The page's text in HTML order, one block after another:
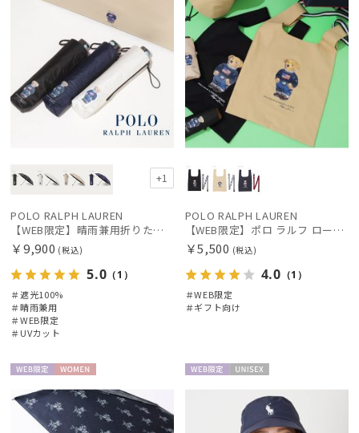
+1
POLO RALPH LAUREN
【WEB限定】晴雨兼用折りたたみ日傘 ポロ ラルフ ローレン（POLO RALPH LAUREN）ベア 遮光100 UV100
￥9,900 (税込)
5.0 （1）
＃遮光100%
＃晴雨兼用
＃WEB限定
＃UVカット
POLO RALPH LAUREN
【WEB限定】ポロ ラルフ ローレン（POLO RALPH LAUREN）ベルト付バッグ ポロベア Mサイズ
￥5,500 (税込)
4.0 （1）
＃WEB限定
＃ギフト向け
定
N